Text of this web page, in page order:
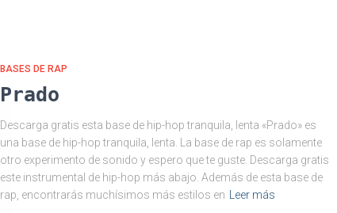
BASES DE RAP
Prado
Descarga gratis esta base de hip-hop tranquila, lenta «Prado» es
una base de hip-hop tranquila, lenta. La base de rap es solamente
otro experimento de sonido y espero que te guste. Descarga gratis
este instrumental de hip-hop más abajo. Además de esta base de
rap, encontrarás muchísimos más estilos en
Leer más